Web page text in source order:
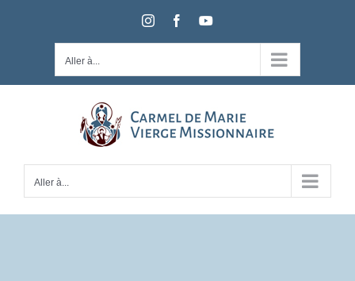
InstagramFacebookYouTube
Aller à...
Aller à...